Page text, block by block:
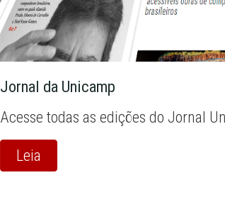
Jornal da Unicamp
Acesse todas as edições do Jornal
Leia